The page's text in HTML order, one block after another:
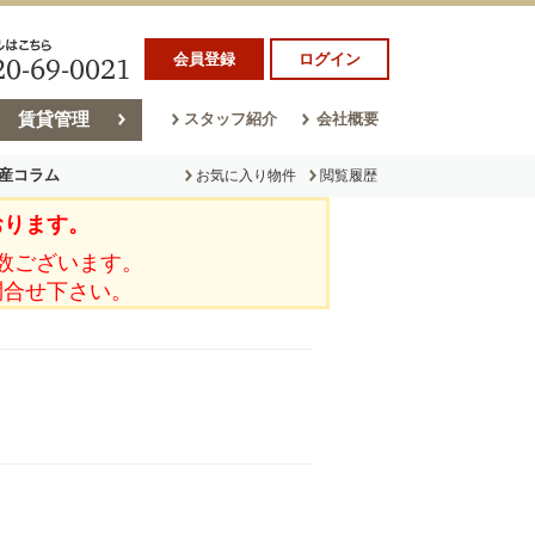
会員登録 ログイン
賃貸管理 スタッフ紹介 会社概要
コラム
ム
お気に入り物件 閲覧履歴
ます。
ざいます。
せ下さい。